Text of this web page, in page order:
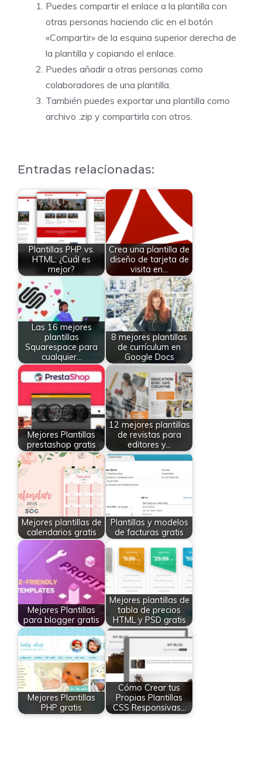
Puedes compartir el enlace a la plantilla con
otras personas haciendo clic en el botón
«Compartir» de la esquina superior derecha de
la plantilla y copiando el enlace.
Puedes añadir a otras personas como
colaboradores de una plantilla.
También puedes exportar una plantilla como
archivo .zip y compartirla con otros.
Entradas relacionadas:
Plantillas PHP vs.
HTML: ¿Cuál es
mejor?
Crea una plantilla de
diseño de tarjeta de
visita en…
Las 16 mejores
plantillas
Squarespace para
cualquier…
8 mejores plantillas
de currículum en
Google Docs
Mejores Plantillas
prestashop gratis
12 mejores plantillas
de revistas para
editores y…
Mejores plantillas de
calendarios gratis
Plantillas y modelos
de facturas gratis
Mejores Plantillas
para blogger gratis
Mejores plantillas de
tabla de precios
HTML y PSD gratis
Mejores Plantillas
PHP gratis
Cómo Crear tus
Propias Plantillas
CSS Responsivas…